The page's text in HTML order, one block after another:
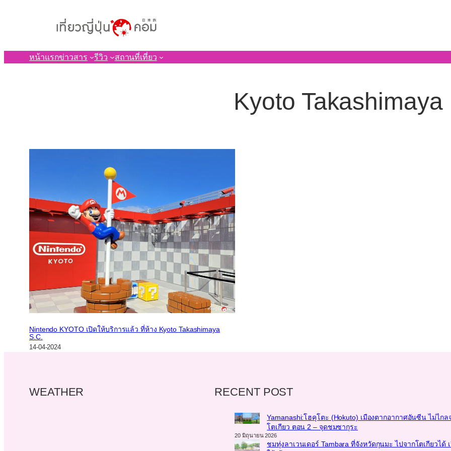
หน้าแรกข่าวสาร รีวิว สถานที่เที่ยว
Kyoto Takashimaya
Nintendo KYOTO เปิดให้บริการแล้ว ที่ห้าง Kyoto Takashimaya
S.C.
14-04-2024
WEATHER RECENT POST
Yamanashi:โฮคุโตะ (Hokuto) เมืองตากอากาศอันซีน ไม่ไกล
โตเกียว ตอน 2 – จุดชมซากุระ
20 มิถุนายน 2026
ชมทุ่งลาเวนเดอร์ Tambara ที่จังหวัดกุนมะ ไปจากโตเกียวได้